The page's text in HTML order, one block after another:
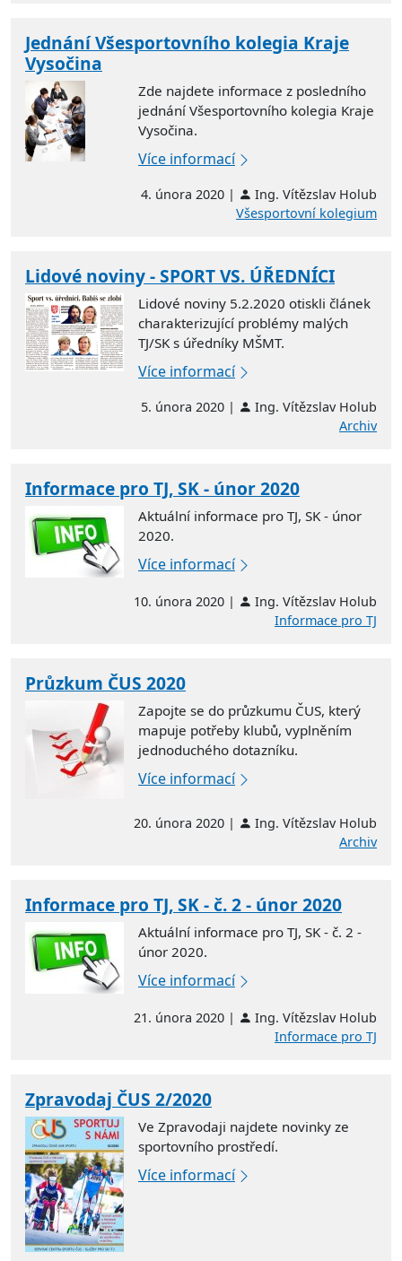
Jednání Všesportovního kolegia Kraje
Vysočina
Zde najdete informace z posledního
jednání Všesportovního kolegia Kraje
Vysočina.
Více informací
4. února 2020 |
Ing. Vítězslav Holub
Všesportovní kolegium
Lidové noviny - SPORT VS. ÚŘEDNÍCI
Lidové noviny 5.2.2020 otiskli článek
charakterizující problémy malých
TJ/SK s úředníky MŠMT.
Více informací
5. února 2020 |
Ing. Vítězslav Holub
Archiv
Informace pro TJ, SK - únor 2020
Aktuální informace pro TJ, SK - únor
2020.
Více informací
10. února 2020 |
Ing. Vítězslav Holub
Informace pro TJ
Průzkum ČUS 2020
Zapojte se do průzkumu ČUS, který
mapuje potřeby klubů, vyplněním
jednoduchého dotazníku.
Více informací
20. února 2020 |
Ing. Vítězslav Holub
Archiv
Informace pro TJ, SK - č. 2 - únor 2020
Aktuální informace pro TJ, SK - č. 2 -
únor 2020.
Více informací
21. února 2020 |
Ing. Vítězslav Holub
Informace pro TJ
Zpravodaj ČUS 2/2020
Ve Zpravodaji najdete novinky ze
sportovního prostředí.
Více informací